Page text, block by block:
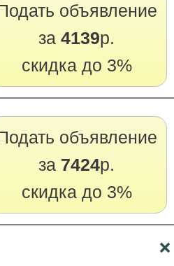
объявление
за4139р.
скидка до 3%
объявление
за 7424р.
скидка до 3%
❌